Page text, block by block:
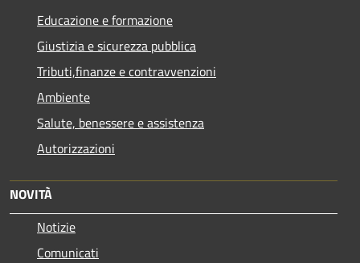
Educazione e formazione
Giustizia e sicurezza pubblica
Tributi,finanze e contravvenzioni
Ambiente
Salute, benessere e assistenza
Autorizzazioni
NOVITÀ
Notizie
Comunicati